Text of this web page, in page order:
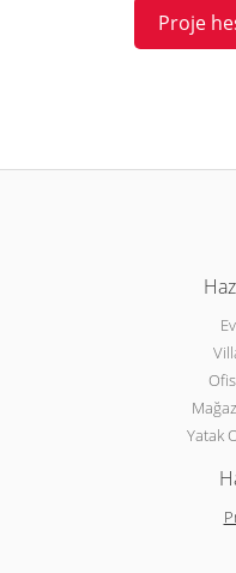
Proje
Yatak